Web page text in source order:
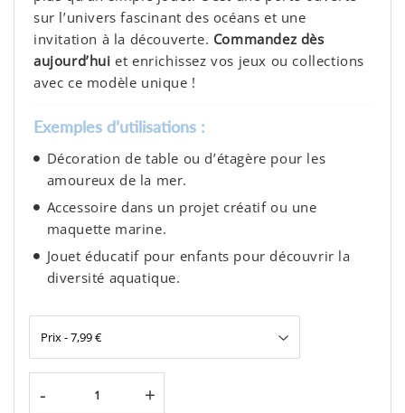
sur l’univers fascinant des océans et une
invitation à la découverte. Commandez dès
aujourd’hui et enrichissez vos jeux ou collections
avec ce modèle unique !
Exemples d’utilisations :
Décoration de table ou d’étagère pour les
amoureux de la mer.
Accessoire dans un projet créatif ou une
maquette marine.
Jouet éducatif pour enfants pour découvrir la
diversité aquatique.
- +